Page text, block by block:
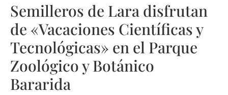
Semilleros de Lara disfrutan
de «Vacaciones Científicas y
Tecnológicas» en el Parque
Zoológico y Botánico
Bararida